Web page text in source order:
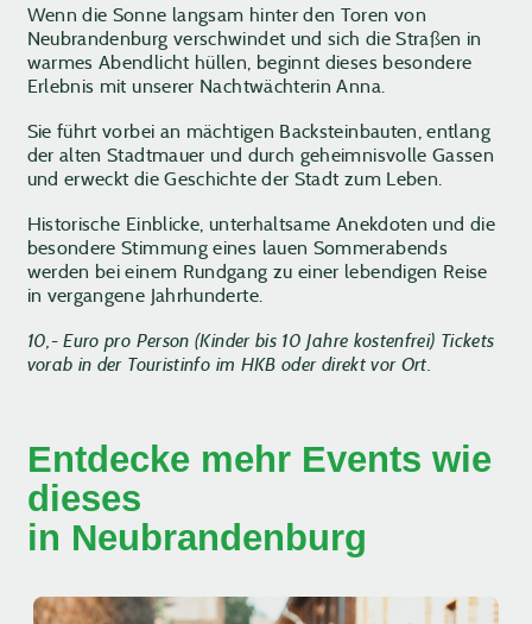
Wenn die Sonne langsam hinter den Toren von
Neubrandenburg verschwindet und sich die Straßen in
warmes Abendlicht hüllen, beginnt dieses besondere
Erlebnis mit unserer Nachtwächterin Anna.
Sie führt vorbei an mächtigen Backsteinbauten, entlang
der alten Stadtmauer und durch geheimnisvolle Gassen
und erweckt die Geschichte der Stadt zum Leben.
Historische Einblicke, unterhaltsame Anekdoten und die
besondere Stimmung eines lauen Sommerabends
werden bei einem Rundgang zu einer lebendigen Reise
in vergangene Jahrhunderte.
10,- Euro pro Person (Kinder bis 10 Jahre kostenfrei) Tickets
vorab in der Touristinfo im HKB oder direkt vor Ort.
Entdecke mehr Events wie
dieses
in Neubrandenburg